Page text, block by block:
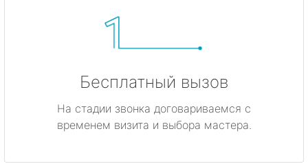
Бесплатный вызов
На стадии звонка договариваемся с
временем визита и выбора мастера.